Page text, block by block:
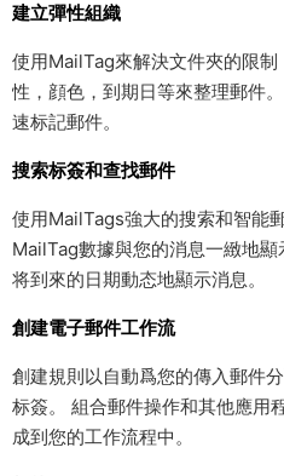
建立彈性組織
使用MailTag來解決文件夾的限
性，顔色，到期日等來整理郵件
速标記郵件。
搜索标簽和查找郵件
使用MailTags強大的搜索和智能
MailTag數據與您的消息一緻地
将到來的日期動态地顯示消息。
創建電子郵件工作流
創建規則以自動爲您的傳入郵件
标簽。 組合郵件操作和其他應用
成到您的工作流程中。